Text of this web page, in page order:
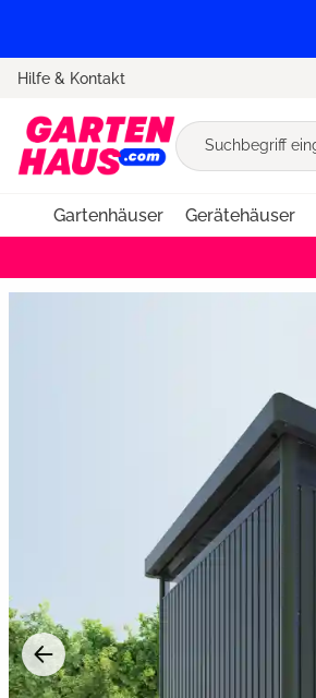
Hilfe & Kontakt
Gartenhäuser Gerätehäuser